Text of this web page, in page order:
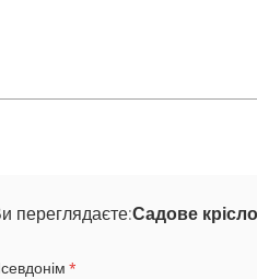
переглядаєте:Садове